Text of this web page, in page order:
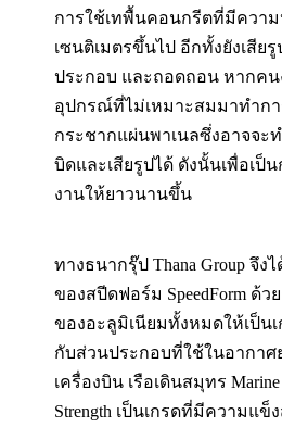
การใช้เทพื้นคอนกรีตที่มีความ
เซนติเมตรขึ้นไป อีกทั้งยังเสีย
ประกอบ และถอดถอน หากคน
อุปกรณ์ที่ไม่เหมาะสมมาทำกา
กระชากแผ่นพาเนลซึ่งอาจจะ
บิดและเสียรูปได้ ดังนั้นเพื่อเป็
งานให้ยาวนานขึ้น
ทางธนากรุ๊ป Thana Group จึ
ของสปีดฟอร์ม SpeedForm ด้ว
ของอะลูมิเนียมทั้งหมดให้เป็นเ
กับส่วนประกอบที่ใช้ในอากาศย
เครื่องบิน เรือเดินสมุทร
Strength เป็นเกรดที่มีความแ